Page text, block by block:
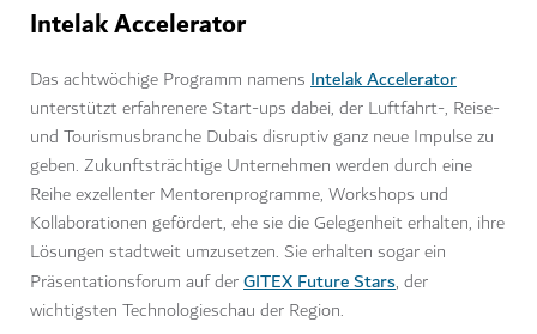
Intelak Accelerator
Das achtwöchige Programm namens Intelak Accelerator
unterstützt erfahrenere Start-ups dabei, der Luftfahrt-, Reise-
und Tourismusbranche Dubais disruptiv ganz neue Impulse zu
geben. Zukunftsträchtige Unternehmen werden durch eine
Reihe exzellenter Mentorenprogramme, Workshops und
Kollaborationen gefördert, ehe sie die Gelegenheit erhalten, ihre
Lösungen stadtweit umzusetzen. Sie erhalten sogar ein
Präsentationsforum auf derGITEX Future Stars, der
wichtigsten Technologieschau der Region.